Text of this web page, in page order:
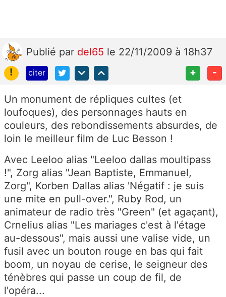
Publié par del65 le 22/11/2009 à 18h37
!
citer + -
Un monument de répliques cultes (et
loufoques), des personnages hauts en
couleurs, des rebondissements absurdes, de
loin le meilleur film de Luc Besson !
Avec Leeloo alias "Leeloo dallas moultipass
!", Zorg alias "Jean Baptiste, Emmanuel,
Zorg", Korben Dallas alias 'Négatif : je suis
une mite en pull-over.", Ruby Rod, un
animateur de radio très "Green" (et agaçant),
Crnelius alias "Les mariages c'est à l'étage
au-dessous", mais aussi une valise vide, un
fusil avec un bouton rouge en bas qui fait
boom, un noyau de cerise, le seigneur des
ténèbres qui passe un coup de fil, de
l'opéra...